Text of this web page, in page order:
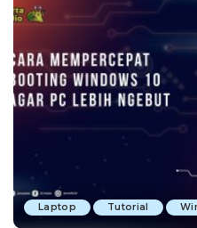
Laptop Tutorial